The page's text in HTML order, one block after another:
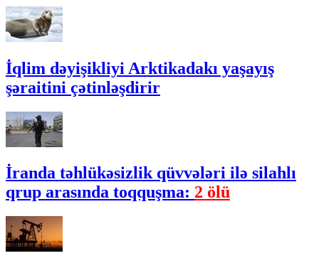
İqlim dəyişikliyi Arktikadakı yaşayış
şəraitini çətinləşdirir
İranda təhlükəsizlik qüvvələri ilə silahlı
qrup arasında toqquşma: 2 ölü